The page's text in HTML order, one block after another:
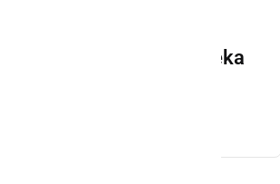
Za sanacijo zaprtega odseka